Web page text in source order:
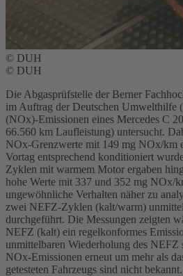
© DUH
© DUH
Die Abgasprüfstelle der Berner
im Auftrag der Deutschen Umwelthilfe
(NOx)-Emissionen eines Mercedes C
66.560 km Laufleistung) untersucht.
NOx-Grenzwerte mit 149 mg NOx/km
Vortag entsprechend konditioniert
Zyklen mit warmem Motor ergaben
hohe Werte mit 337 und 352 mg NOx/
ungewöhnliche Verhalten näher zu
zwei NEFZ-Zyklen (kalt/warm)
durchgeführt. Die Messungen zeigten
NEFZ (kalt) ein regelkonformes
unmittelbaren Wiederholung des NEFZ
NOx-Emissionen erneut um mehr als
getesteten Fahrzeugs sind nicht bekannt.